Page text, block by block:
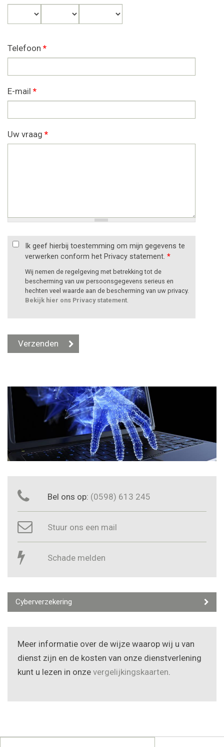
Telefoon *
E-mail *
Uw vraag *
Ik geef hierbij toestemming om mijn gegevens te
verwerken conform het Privacy statement. *
Wij nemen de regelgeving met betrekking tot de
bescherming van uw persoonsgegevens serieus en
hechten veel waarde aan de bescherming van uw privacy.
Bekijk hier ons Privacy statement
Bel ons op: (0598) 613 245
Stuur ons een mail
Schade melden
Cyberverzekering
Meer informatie over de wijze waarop wij u van
dienst zijn en de kosten van onze dienstverlening
kunt u lezen in onze vergelijkingskaarten